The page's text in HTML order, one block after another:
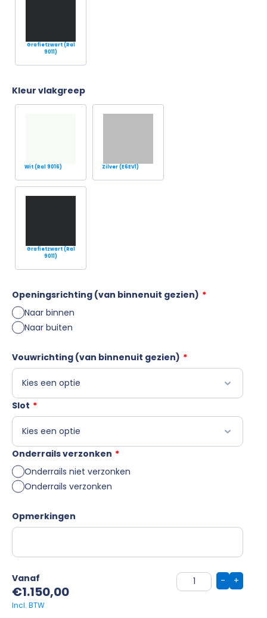
Grafietzwart (Ral
9011)
Kleur vlakgreep
Wit (Ral 9016) Zilver (E6EV1)
Grafietzwart (Ral
9011)
*
Openingsrichting (van binnenuit gezien)
Naar binnen
Naar buiten
*
Vouwrichting (van binnenuit gezien)
*
Slot
*
Onderrails verzonken
Onderrails niet verzonken
Onderrails verzonken
Opmerkingen
Vanaf
€1.150,00
+
-